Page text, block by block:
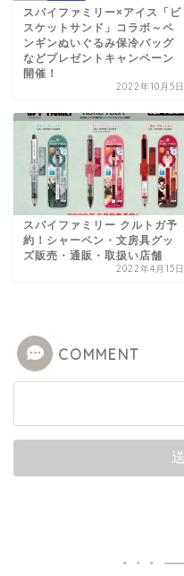
スパイファミリー×アイス「ビ
スケットサンド」コラボ～ペ
ンギンぬいぐるみ保冷バッグ
などプレゼントキャンペーン
開催！
2022年10月5日
スパイファミリー クルトガ予
約！シャーペン・文房具グッ
ズ販売・通販・取扱い店舗
2022年4月15日
COMMENT